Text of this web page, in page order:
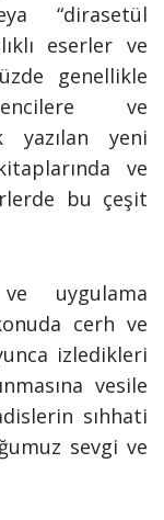
“dirasetül
eserler ve
genellikle
ve
yazılan yeni
ve
bu çeşit
uygulama
cerh ve
izledikleri
vesile
sıhhati
sevgi ve